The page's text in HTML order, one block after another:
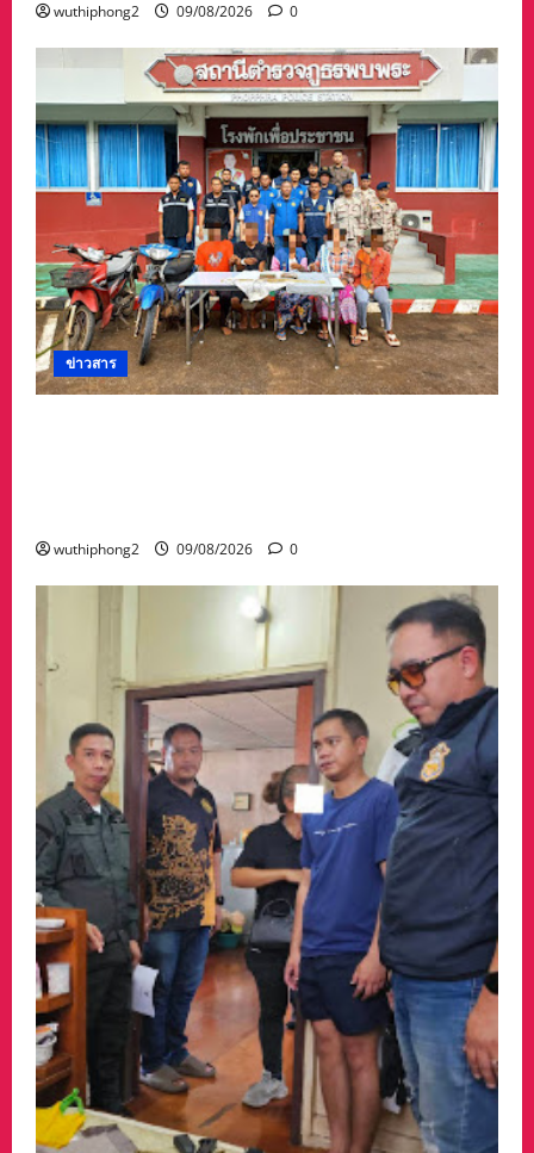
wuthiphong2 09/08/2026 0
ข่าวสาร
wuthiphong2 09/08/2026 0